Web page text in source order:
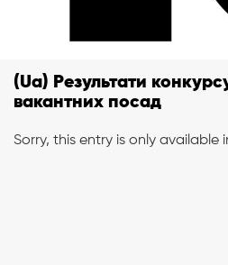
(Ua) Результати
вакантних посад
Sorry, this entry is only available